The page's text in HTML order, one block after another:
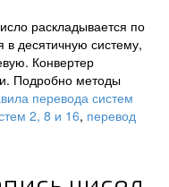
раскладывается по
в десятичную систему,
Конвертер
Подробно методы
перевода систем
2, 8 и 16, перевод